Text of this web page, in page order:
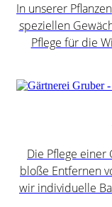
In unserer
speziellen
Pflege für die
Die Pflege einer
bloße Entfernen
wir individuelle